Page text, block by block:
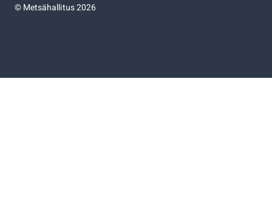
©Metsähallitus 2026